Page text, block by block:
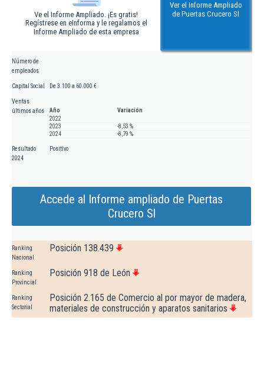
Ve el Informe Ampliado. ¡Es gratis!
Regístrese en eInforma y le regalamos el
Informe Ampliado de esta empresa
Ver el Informe Ampliado
de Puertas Crucero Sl
Número de
empleados
Capital Social De 3.100 a 60.000 €
Ventas
últimos años
Año
Variación
2022
2023
-8,53 %
2024
-8,79 %
Resultado
2024
Positivo
Accede al Informe ampliado de Puertas
Crucero Sl
Ranking
Nacional
Posición 138.439
Ranking
Provincial
Posición 918 de León
Ranking
Sectorial
Posición 2.165 de Comercio al por mayor de madera,
materiales de construcción y aparatos sanitarios